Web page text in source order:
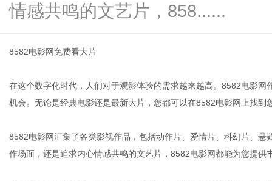
情感共鸣的文艺片，858......
8582电影网免费看大片
在这个数字化时代，人们对于观影体验的需求越来越高。8582电影
机会。无论是经典电影还是最新大片，您都可以在8582电影网上找到
8582电影网汇集了各类影视作品，包括动作片、爱情片、科幻片、
作场面，还是追求内心情感共鸣的文艺片，8582电影网都能为您提供